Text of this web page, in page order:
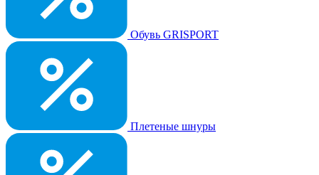
Обувь GRISPORT
Плетеные шнуры